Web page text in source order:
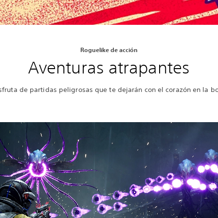
Roguelike de acción
Aventuras atrapantes
de partidas peligrosas que te dejarán con el corazón en la